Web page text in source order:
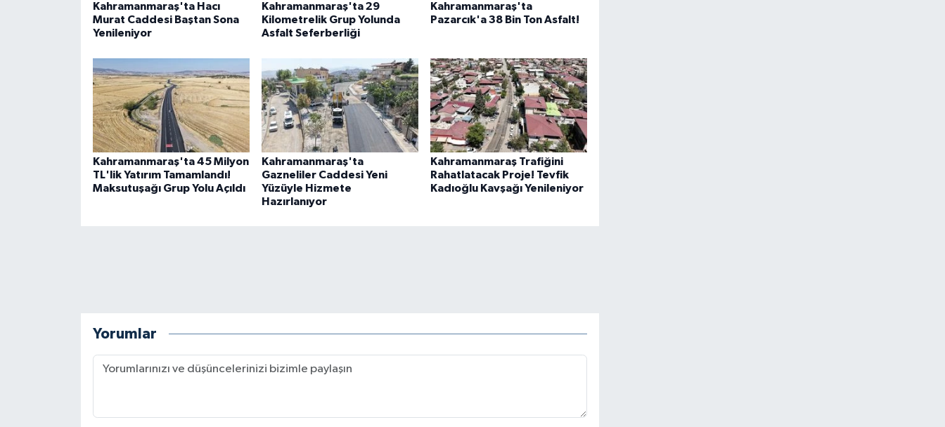
Kahramanmaraş'ta Hacı
Murat Caddesi Baştan Sona
Yenileniyor
Kahramanmaraş'ta 29
Kilometrelik Grup Yolunda
Asfalt Seferberliği
Kahramanmaraş'ta
Pazarcık'a 38 Bin Ton Asfalt!
Kahramanmaraş'ta 45 Milyon
TL'lik Yatırım Tamamlandı!
Maksutuşağı Grup Yolu Açıldı
Kahramanmaraş'ta
Gazneliler Caddesi Yeni
Yüzüyle Hizmete
Hazırlanıyor
Kahramanmaraş Trafiğini
Rahatlatacak Proje! Tevfik
Kadıoğlu Kavşağı Yenileniyor
Yorumlar
BİLİM VE TEKNOLOJİ
HABERDE İNSAN